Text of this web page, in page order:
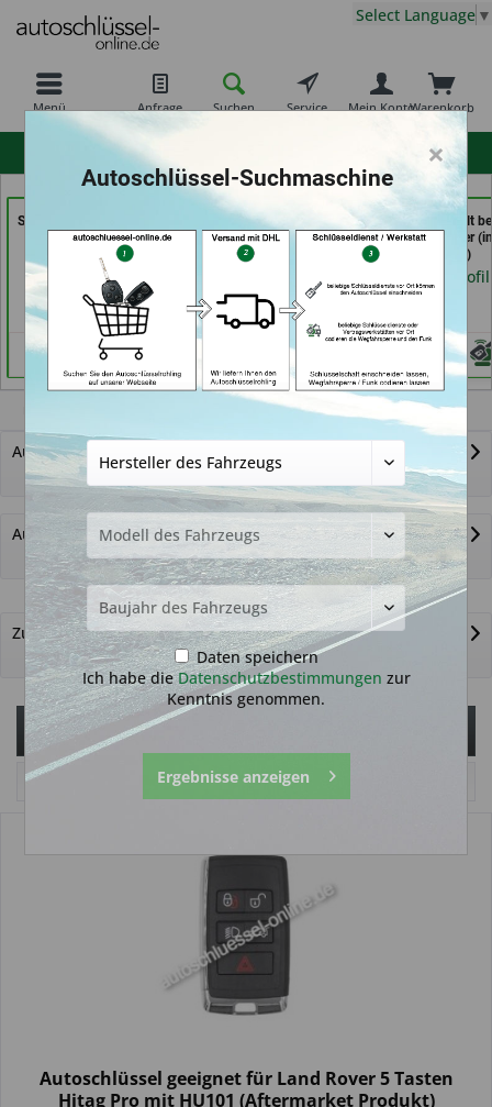
Menü Anfrage Suchen Service Warenkorb
Mein Konto
Select Language ▼
Shoes & Keys by Eski (in
Erlangen)
Händlerprofil
ABC Schlüsseldienst -
Frank Panten (in
Stolberg)
Schlüssel-Welt
Meister Grüner (in
München)
Händlerprofil
Autoschlüssel mit Funk
Autoschlüssel nicht gefunden?
Zurück zur Übersicht
Filtern
Autoschlüssel geeignet für Land Rover 5 Tasten
Hitag Pro mit HU101 (Aftermarket Produkt)
×
Autoschlüssel-Suchmaschine
Daten speichern
Ich habe dieDatenschutzbestimmungen zur
Kenntnis genommen.
Ergebnisse anzeigen